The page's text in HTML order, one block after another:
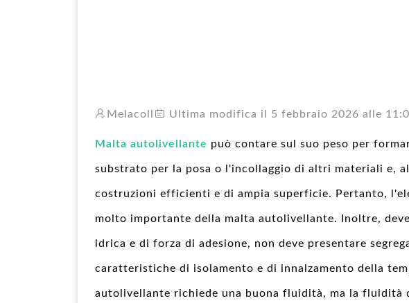
Melacoll Ultima modifica il 5 febbraio 2026 alle
Malta autolivellante può contare sul suo peso per
substrato per la posa o l'incollaggio di altri materiali e,
costruzioni efficienti e di ampia superficie. Pertanto,
molto importante della malta autolivellante. Inoltre,
idrica e di forza di adesione, non deve presentare
caratteristiche di isolamento e di innalzamento della
autolivellante richiede una buona fluidità, ma la fluidità